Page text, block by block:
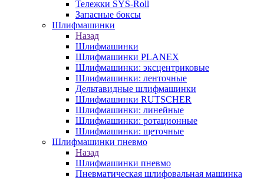
Тележки SYS-Roll
Запасные боксы
Шлифмашинки
Назад
Шлифмашинки
Шлифмашинки PLANEX
Шлифмашинки: эксцентриковые
Шлифмашинки: ленточные
Дельтавидные шлифмашинки
Шлифмашинки RUTSCHER
Шлифмашинки: линейные
Шлифмашинки: ротационные
Шлифмашинки: щеточные
Шлифмашинки пневмо
Назад
Шлифмашинки пневмо
Пневматическая шлифовальная машинка